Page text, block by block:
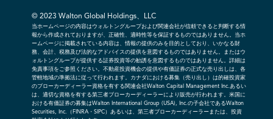
© 2023 Walton Global Holdings、LLC
当ホームページの内容はウォルトングループおよび関連会社が信頼できると判断する情
報から作成されておりますが、正確性、適時性等を保証するものではありません。当ホ
ームページに掲載されている内容は、情報の提供のみを目的としており、いかなる財
務、会計、税務及び法的なアドバイスの提供を意図するものではありません。またはウ
ォルトングループが提供する証券投資等の勧誘を意図するものではありません。詳細は
免責事項をご参照ください。不動産投資機会の提供や有価証券の正式な売り出しは、各
管轄地域の準拠法に従って行われます。カナダにおける募集（売り出し）は的確投資家
のブローカーディーラー資格を有する関連会社Walton Capital Management Inc.あるい
は、適切な資格を有する第三者ブローカーディーラーにより販売が行われます。米国に
おける有価証券の募集はWalton International Group (USA), Inc.の子会社であるWalton
Securities, Inc.（FINRA・SIPC）あるいは、第三者ブローカーディーラーまたは、投資